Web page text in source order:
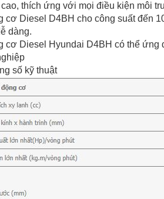
cao, thích ứng với mọi điều kiện môi
cơ Diesel D4BH cho công suất đến
dàng.
cơ Diesel Hyundai D4BH có thể ứng
số kỹ thuật